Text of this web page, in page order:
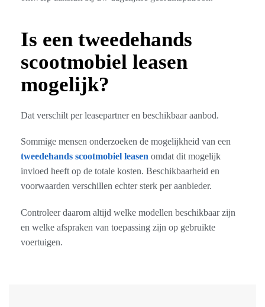
Is een tweedehands
scootmobiel leasen
mogelijk?
Dat verschilt per leasepartner en beschikbaar aanbod.
Sommige mensen onderzoeken de mogelijkheid van een
tweedehands scootmobiel leasen omdat dit mogelijk
invloed heeft op de totale kosten. Beschikbaarheid en
voorwaarden verschillen echter sterk per aanbieder.
Controleer daarom altijd welke modellen beschikbaar zijn
en welke afspraken van toepassing zijn op gebruikte
voertuigen.